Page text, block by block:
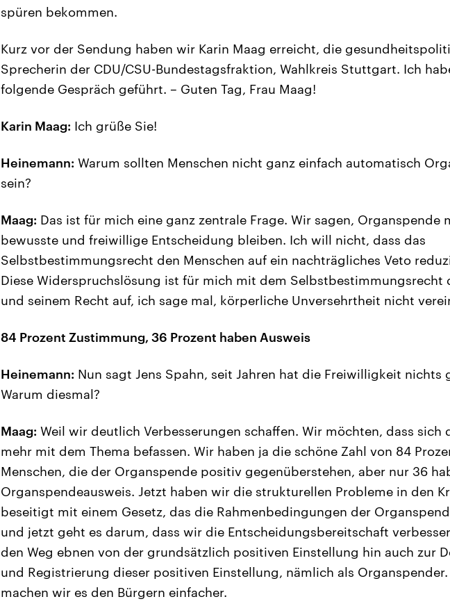
spüren bekommen.
Kurz vor der Sendung haben wir Karin Maag erreicht, die
Sprecherin der CDU/CSU-Bundestagsfraktion, Wahlkreis Stuttgart. Ich
folgende Gespräch geführt. – Guten Tag, Frau Maag!
Karin Maag: Ich grüße Sie!
Heinemann: Warum sollten Menschen nicht ganz einfach automatisch
sein?
Maag: Das ist für mich eine ganz zentrale Frage. Wir sagen, Organspende
bewusste und freiwillige Entscheidung bleiben. Ich will nicht, dass das
Selbstbestimmungsrecht den Menschen auf ein nachträgliches Veto
Diese Widerspruchslösung ist für mich mit dem Selbstbestimmungsrecht
und seinem Recht auf, ich sage mal, körperliche Unversehrtheit nicht
84 Prozent Zustimmung, 36 Prozent haben Ausweis
Heinemann: Nun sagt Jens Spahn, seit Jahren hat die Freiwilligkeit nichts
Warum diesmal?
Maag: Weil wir deutlich Verbesserungen schaffen. Wir möchten, dass sich
mehr mit dem Thema befassen. Wir haben ja die schöne Zahl von 84
Menschen, die der Organspende positiv gegenüberstehen, aber nur 36
Organspendeausweis. Jetzt haben wir die strukturellen Probleme in den
beseitigt mit einem Gesetz, das die Rahmenbedingungen der
und jetzt geht es darum, dass wir die Entscheidungsbereitschaft
den Weg ebnen von der grundsätzlich positiven Einstellung hin auch zur
und Registrierung dieser positiven Einstellung, nämlich als
machen wir es den Bürgern einfacher.